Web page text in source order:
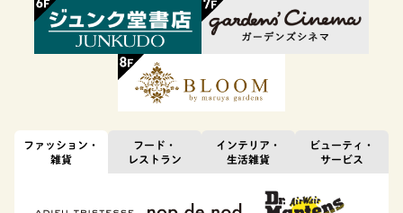
ファッション・
雑貨
フード・
レストラン
インテリア・
生活雑貨
ビューティ・
サービス